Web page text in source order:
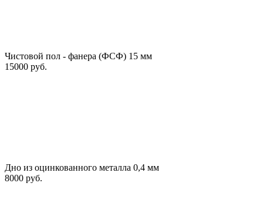
Чистовой пол - фанера (ФСФ) 15 мм
15000 руб.
Дно из оцинкованного металла 0,4 мм
8000 руб.